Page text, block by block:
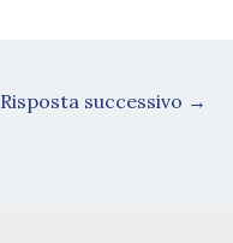
Risposta successivo →